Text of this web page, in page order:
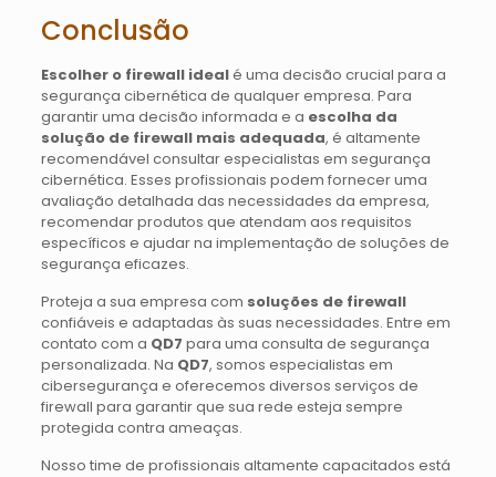
Conclusão
Escolher o firewall idealé uma decisão crucial para a
segurança cibernética de qualquer empresa. Para
garantir uma decisão informada e a escolha da
solução de firewall mais adequada, é altamente
recomendável consultar especialistas em segurança
cibernética. Esses profissionais podem fornecer uma
avaliação detalhada das necessidades da empresa,
recomendar produtos que atendam aos requisitos
específicos e ajudar na implementação de soluções de
segurança eficazes.
Proteja a sua empresa com soluções de firewall
confiáveis e adaptadas às suas necessidades. Entre em
contato com a QD7 para uma consulta de segurança
personalizada. Na QD7, somos especialistas em
cibersegurança e oferecemos diversos serviços de
firewall para garantir que sua rede esteja sempre
protegida contra ameaças.
Nosso time de profissionais altamente capacitados está